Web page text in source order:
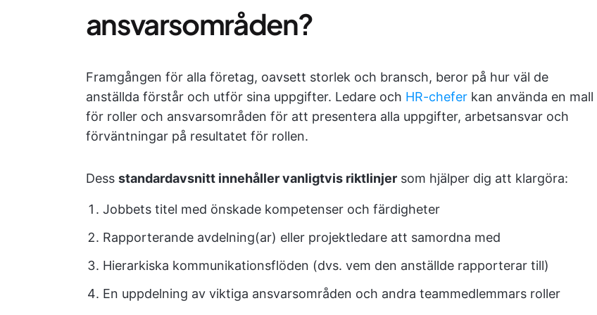
ansvarsområden?
Framgången för alla företag, oavsett storlek och bransch, beror på hur väl de
anställda förstår och utför sina uppgifter. Ledare och HR-chefer kan använda en mall
för roller och ansvarsområden för att presentera alla uppgifter, arbetsansvar och
förväntningar på resultatet för rollen.
Dess standardavsnitt innehåller vanligtvis riktlinjer som hjälper dig att klargöra:
Jobbets titel med önskade kompetenser och färdigheter
Rapporterande avdelning(ar) eller projektledare att samordna med
Hierarkiska kommunikationsflöden (dvs. vem den anställde rapporterar till)
En uppdelning av viktiga ansvarsområden och andra teammedlemmars roller